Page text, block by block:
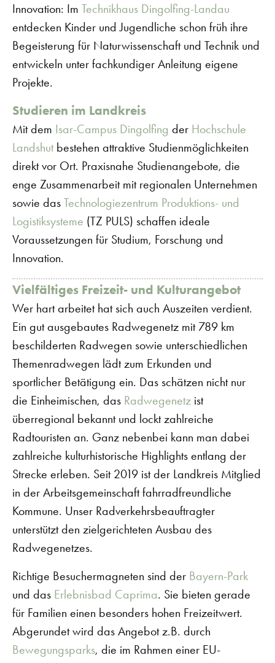
Innovation: Im Technikhaus Dingolfing-Landau
entdecken Kinder und Jugendliche schon früh ihre
Begeisterung für Naturwissenschaft und Technik und
entwickeln unter fachkundiger Anleitung eigene
Projekte.
Studieren im Landkreis
Mit dem Isar-Campus Dingolfing der Hochschule
Landshutbestehen attraktive Studienmöglichkeiten
direkt vor Ort. Praxisnahe Studienangebote, die
enge Zusammenarbeit mit regionalen Unternehmen
sowie das Technologiezentrum Produktions- und
Logistiksysteme (TZ PULS) schaffen ideale
Voraussetzungen für Studium, Forschung und
Innovation.
Vielfältiges Freizeit- und Kulturangebot
Wer hart arbeitet hat sich auch Auszeiten verdient.
Ein gut ausgebautes Radwegenetz mit 789 km
beschilderten Radwegen sowie unterschiedlichen
Themenradwegen lädt zum Erkunden und
sportlicher Betätigung ein. Das schätzen nicht nur
die Einheimischen, das Radwegenetz ist
überregional bekannt und lockt zahlreiche
Radtouristen an. Ganz nebenbei kann man dabei
zahlreiche kulturhistorische Highlights entlang der
Strecke erleben. Seit 2019 ist der Landkreis Mitglied
in der Arbeitsgemeinschaft fahrradfreundliche
Kommune. Unser Radverkehrsbeauftragter
unterstützt den zielgerichteten Ausbau des
Radwegenetzes.
Richtige Besuchermagneten sind der Bayern-Park
und das Erlebnisbad Caprima. Sie bieten gerade
für Familien einen besonders hohen Freizeitwert.
Abgerundet wird das Angebot z.B. durch
Bewegungsparks, die im Rahmen einer EU-